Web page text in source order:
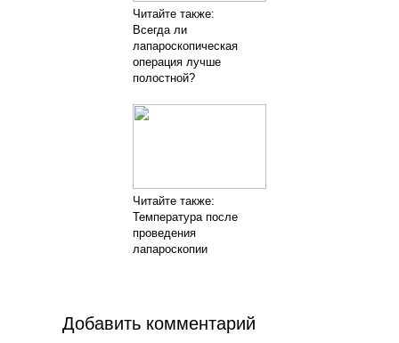
Читайте также:
Всегда ли
лапароскопическая
операция лучше
полостной?
Читайте также:
Температура после
проведения
лапароскопии
Добавить комментарий